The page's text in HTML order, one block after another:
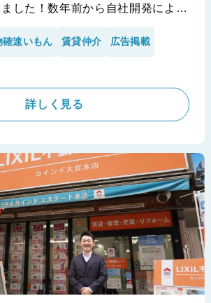
した！数年前から自社開発による
経緯があり、創業当初より注目さ
物確速いもん」がもたらした効果
語って頂きました。
様の導入事例です。
確速いもん 賃貸仲介 広告掲載
詳しく見る